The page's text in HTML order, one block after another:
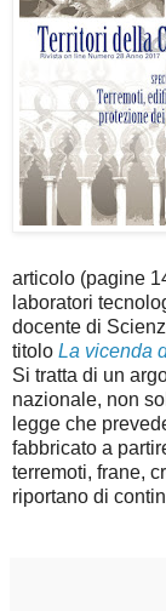
articolo (pagine
laboratori
docente di
titolo La vicenda
Si tratta di un
nazionale, non
legge che
fabbricato a
terremoti, frane,
riportano di